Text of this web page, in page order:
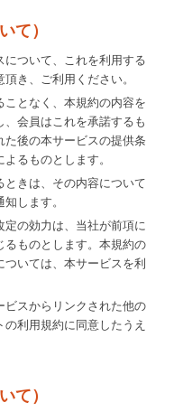
て）
について、これを利用する
き、ご利用ください。
ことなく、本規約の内容を
会員はこれを承諾するも
後の本サービスの提供条
るものとします。
ときは、その内容について
します。
定の効力は、当社が前項に
るものとします。本規約の
いては、本サービスを利
ビスからリンクされた他の
利用規約に同意したうえ
て）